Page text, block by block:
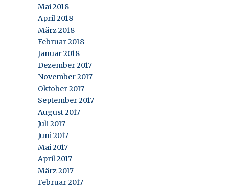
Mai 2018
April 2018
März 2018
Februar 2018
Januar 2018
Dezember 2017
November 2017
Oktober 2017
September 2017
August 2017
Juli 2017
Juni 2017
Mai 2017
April 2017
März 2017
Februar 2017